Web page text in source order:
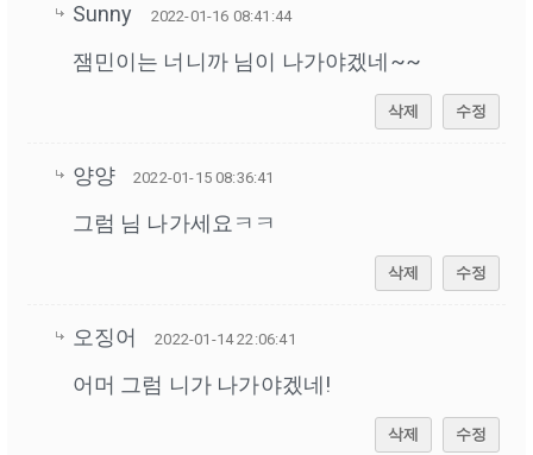
Sunny 2022-01-16 08:41:44
잼민이는 너니까 님이 나가야겠네~~
삭제 수정
양양 2022-01-15 08:36:41
그럼 님 나가세요ㅋㅋ
삭제 수정
오징어 2022-01-14 22:06:41
어머 그럼 니가 나가야겠네!
삭제 수정